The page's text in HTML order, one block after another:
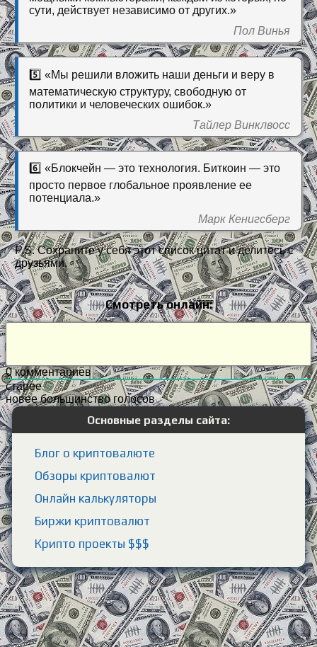
сути, действует независимо от других.»
Пол Винья
5️⃣ «Мы решили вложить наши деньги и веру в
математическую структуру, свободную от
политики и человеческих ошибок.»
Тайлер Винклвосс
6️⃣ «Блокчейн — это технология. Биткоин — это
просто первое глобальное проявление ее
потенциала.»
Марк Кенигсберг
P.S. Сохраните у себя этот список цитат и делитесь с
друзьями.
Смотреть онлайн:
0комментариев
старее
новее большинство голосов
Основные разделы сайта:
Блог о криптовалюте
Обзоры криптовалют
Онлайн калькуляторы
Биржи криптовалют
Крипто проекты $$$